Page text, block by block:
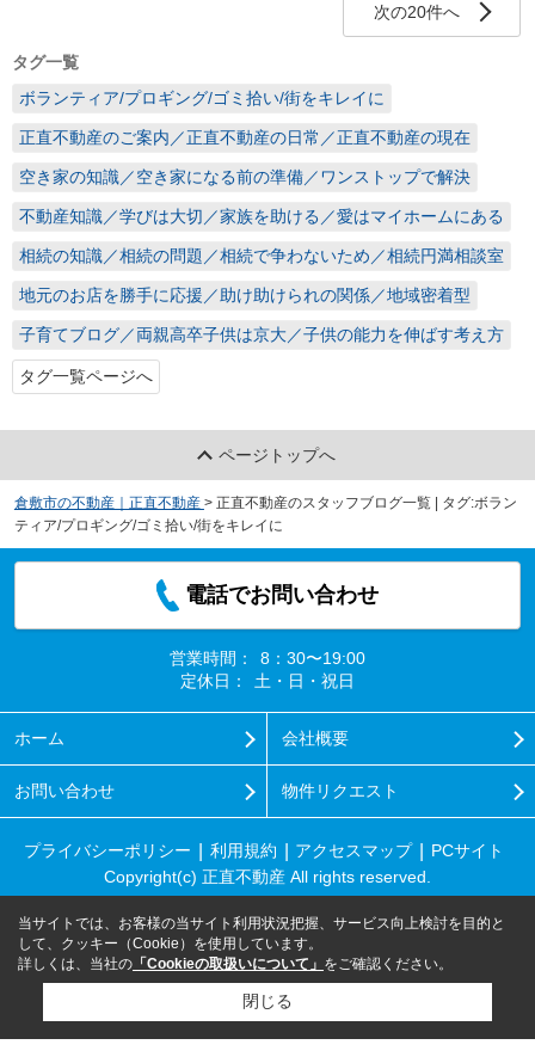
次の20件へ
タグ一覧
ボランティア/プロギング/ゴミ拾い/街をキレイに
正直不動産のご案内／正直不動産の日常／正直不動産の現在
空き家の知識／空き家になる前の準備／ワンストップで解決
不動産知識／学びは大切／家族を助ける／愛はマイホームにある
相続の知識／相続の問題／相続で争わないため／相続円満相談室
地元のお店を勝手に応援／助け助けられの関係／地域密着型
子育てブログ／両親高卒子供は京大／子供の能力を伸ばす考え方
タグ一覧ページへ
ページトップへ
倉敷市の不動産｜正直不動産 > 正直不動産のスタッフブログ一覧 | タグ:ボラン
ティア/プロギング/ゴミ拾い/街をキレイに
電話でお問い合わせ
営業時間：
8：30〜19:00
定休日：
土・日・祝日
ホーム 会社概要
お問い合わせ 物件リクエスト
プライバシーポリシー 利用規約 アクセスマップ
PCサイト
Copyright(c) 正直不動産 All rights reserved.
当サイトでは、お客様の当サイト利用状況把握、サービス向上検討を目的と
して、クッキー（Cookie）を使用しています。
詳しくは、当社の 「Cookieの取扱いについて」 をご確認ください。
閉じる